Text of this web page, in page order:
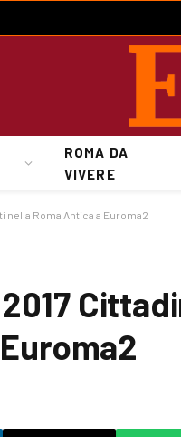
ROMA DA
VIVERE
nella Roma Antica a Euroma2
2017